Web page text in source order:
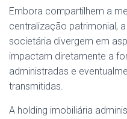
Embora compartilhem a
centralização patrimonial,
societária divergem em
impactam diretamente a
administradas e
transmitidas.
A holding imobiliária